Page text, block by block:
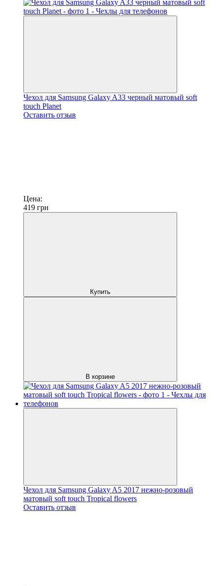
Чехол для Samsung Galaxy A33 черный матовый soft
touch Planet
Оставить отзыв
Цена:
419 грн
Купить
В корзине
Чехол для Samsung Galaxy A5 2017 нежно-розовый
матовый soft touch Tropical flowers
Оставить отзыв